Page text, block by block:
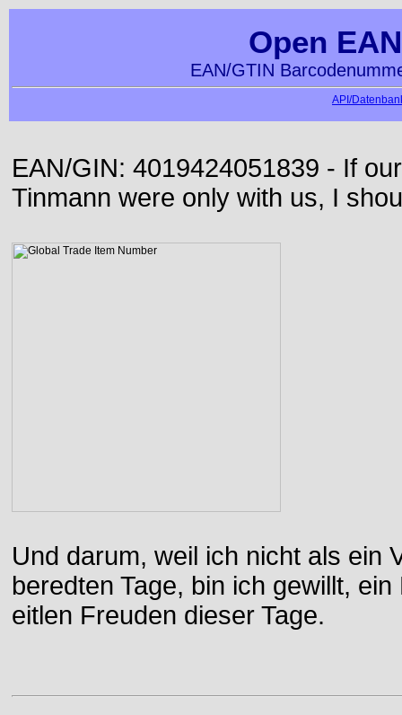
Open
EAN/GTIN
API/
EAN/GIN: 4019424051839 - If
Tinmann were only with us, I
Und darum, weil ich nicht als ein
beredten Tage, bin ich gewillt,
eitlen Freuden dieser Tage.